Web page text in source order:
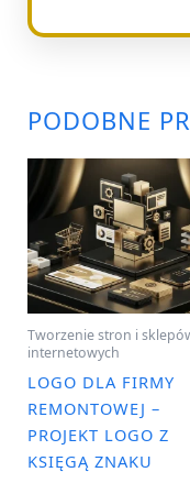
PODOBNE
Tworzenie stron i
internetowych
LOGO DLA FIRMY
REMONTOWEJ –
PROJEKT LOGO Z
KSIĘGĄ ZNAKU